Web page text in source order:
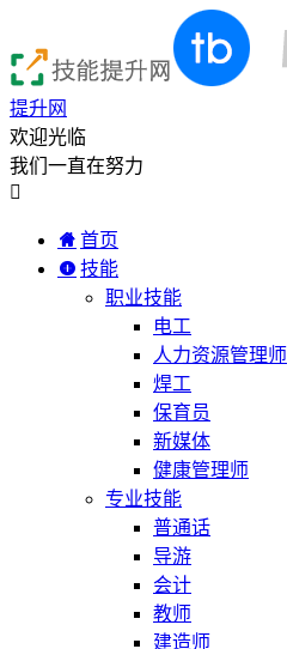
提升网
欢迎光临
我们一直在努力

首页
技能
职业技能
电工
人力资源管理师
焊工
保育员
新媒体
健康管理师
专业技能
普通话
导游
会计
教师
建造师